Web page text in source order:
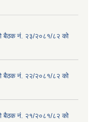
बैठक नं. २३/२०८१/८२ को
बैठक नं. २२/२०८१/८२ को
बैठक नं. २१/२०८१/८२ को